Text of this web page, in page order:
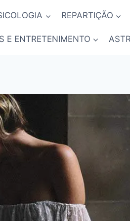
REPARTIÇÃO
E ENTRETENIMENTO